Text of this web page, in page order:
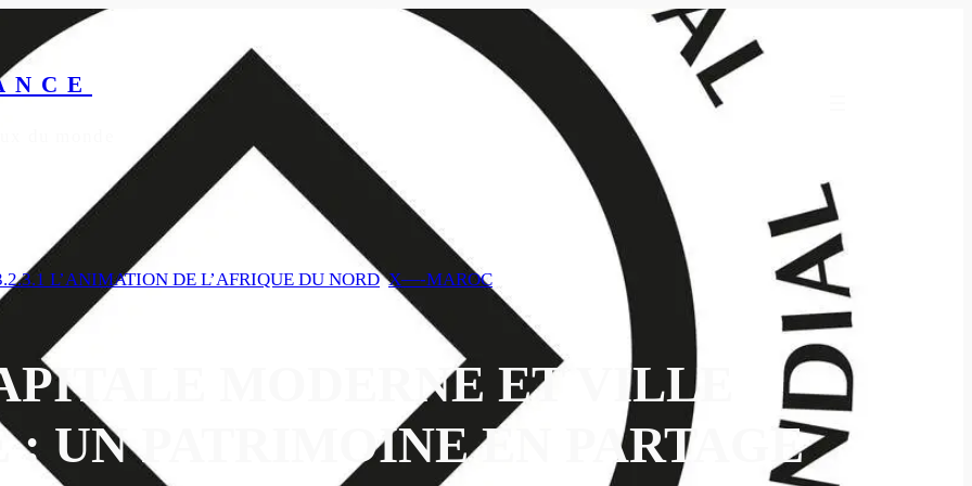
du monde
L’ANIMATION DE L’AFRIQUE DU NORD, X—-MAROC
MODERNE ET VILLE
UN PATRIMOINE EN PARTAGE